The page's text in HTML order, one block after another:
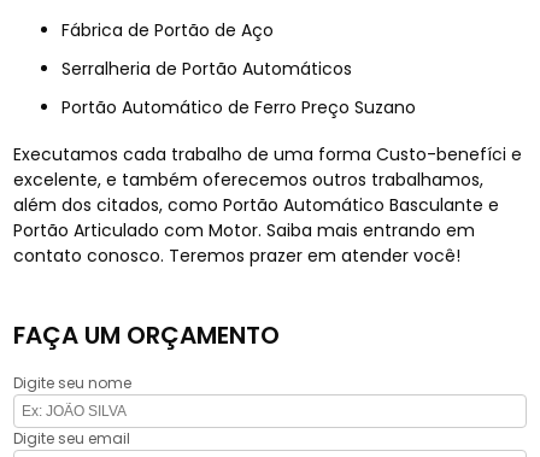
Fábrica de Portão de Aço
Serralheria de Portão Automáticos
Portão Automático de Ferro Preço Suzano
Executamos cada trabalho de uma forma Custo-benefíci e
excelente, e também oferecemos outros trabalhamos,
além dos citados, como Portão Automático Basculante e
Portão Articulado com Motor. Saiba mais entrando em
contato conosco. Teremos prazer em atender você!
FAÇA UM ORÇAMENTO
Digite seu nome
Digite seu email